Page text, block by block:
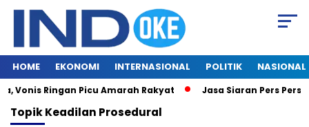
HOME EKONOMI INTERNASIONAL POLITIK NASIONAL
Vonis Ringan Picu Amarah Rakyat Jasa Siaran Pers
TopikKeadilan Prosedural